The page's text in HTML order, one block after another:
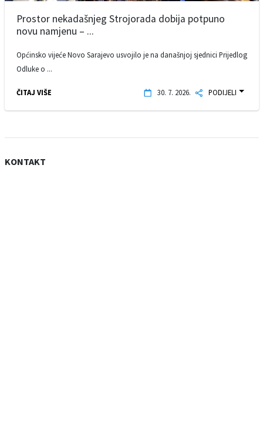
Prostor nekadašnjeg Strojorada dobija potpuno
novu namjenu – ...
Općinsko vijeće Novo Sarajevo usvojilo je na današnjoj sjednici Prijedlog
Odluke o ...
ČITAJ VIŠE 30. 7. 2026. PODIJELI
KONTAKT